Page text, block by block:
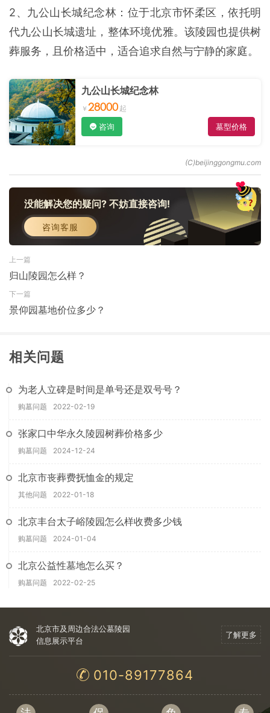
2、九公山长城纪念林：位于北京市怀柔区，依托明
代九公山长城遗址，整体环境优雅。该陵园也提供树
葬服务，且价格适中，适合追求自然与宁静的家庭。
九公山长城纪念林
28000
咨询 墓型价格
没能解决您的疑问? 不妨直接咨询!
咨询客服
上一篇
归山陵园怎么样？
下一篇
景仰园墓地价位多少？
相关问题
为老人立碑是时间是单号还是双号号？
购墓问题 2022-02-19
张家口中华永久陵园树葬价格多少
购墓问题 2024-12-24
北京市丧葬费抚恤金的规定
其他问题 2022-01-18
北京丰台太子峪陵园怎么样收费多少钱
购墓问题 2024-01-04
北京公益性墓地怎么买？
购墓问题 2022-02-25
北京市及周边合法公墓陵园
信息展示平台
了解更多
010-89177864